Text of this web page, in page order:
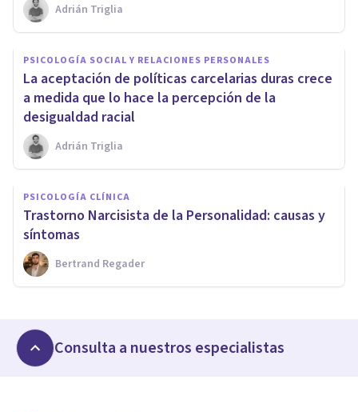
Adrián Triglia
PSICOLOGÍA SOCIAL Y RELACIONES PERSONALES
La aceptación de políticas carcelarias duras crece
a medida que lo hace la percepción de la
desigualdad racial
Adrián Triglia
PSICOLOGÍA CLÍNICA
Trastorno Narcisista de la Personalidad: causas y
síntomas
Bertrand Regader
Consulta a nuestros especialistas